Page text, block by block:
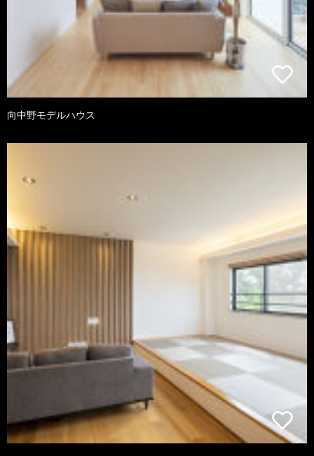
向中野モデルハウス